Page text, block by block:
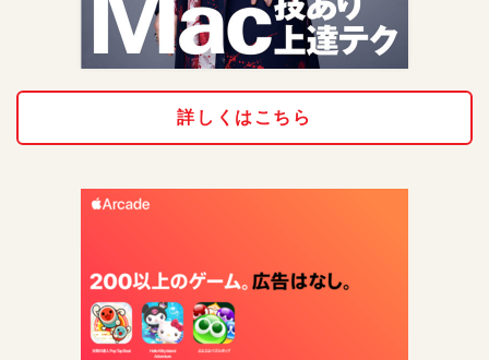
詳しくはこちら